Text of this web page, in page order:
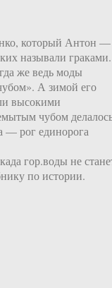
который Антон —
называли граками.
же ведь моды
А зимой его
высокими
чубом
— рог единорога
гор.воды не
по истории.